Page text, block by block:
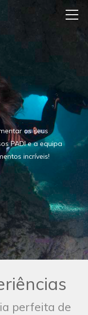
os seus
PADI e a equipa
incríveis!
perfeita de